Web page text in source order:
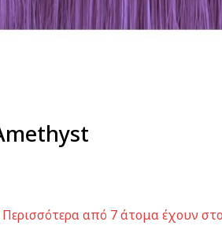
από 7 άτομα έχουν